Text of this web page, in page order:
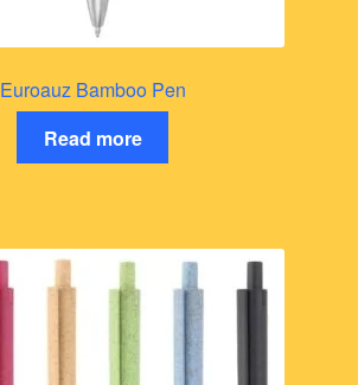
Euroauz Bamboo Pen
Read more